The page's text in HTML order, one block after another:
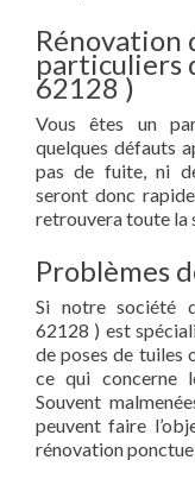
Rénovation
particuliers
62128 )
Vous êtes un
quelques défauts
pas de fuite, ni
seront donc
retrouvera toute la
Problèmes
Si notre société
62128 ) est
de poses de tuiles
ce qui concerne
Souvent
peuvent faire
rénovation